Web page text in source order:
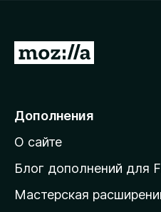
П
е
й
т
и
а
Дополнения
О сайте
Блог дополнений для
Мастерская